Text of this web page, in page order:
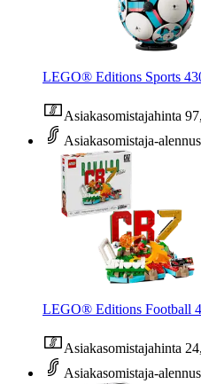
LEGO® Editions Sports
Asiakasomistajahinta
Asiakasomistaja-alennus
LEGO® Editions Football
Asiakasomistajahinta
Asiakasomistaja-alennus